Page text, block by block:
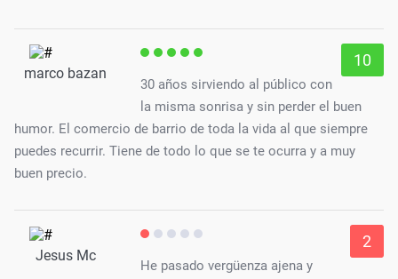
marco bazan
10
30 años sirviendo al público con
la misma sonrisa y sin perder el buen
humor. El comercio de barrio de toda la vida al que siempre
puedes recurrir. Tiene de todo lo que se te ocurra y a muy
buen precio.
Jesus Mc
2
He pasado vergüenza ajena y